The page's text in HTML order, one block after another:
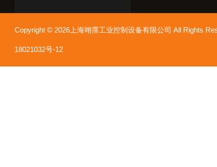
Copyright © 2026上海翊霈工业控制设备有限公司 All Rights
18021032号-12